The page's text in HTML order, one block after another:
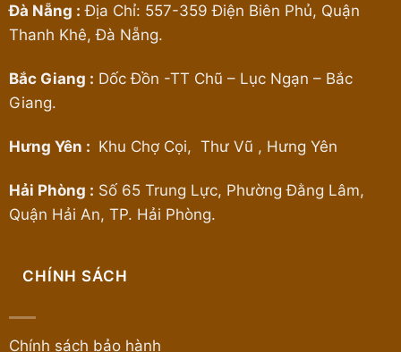
Đà Nẵng : Địa Chỉ: 557-359 Điện Biên Phủ, Quận
Thanh Khê, Đà Nẵng.
Bắc Giang : Dốc Đồn -TT Chũ – Lục Ngạn – Bắc
Giang.
Hưng Yên : Khu Chợ Cọi, Thư Vũ , Hưng Yên
Hải Phòng : Số 65 Trung Lực, Phường Đằng Lâm,
Quận Hải An, TP. Hải Phòng.
CHÍNH SÁCH
Chính sách bảo hành